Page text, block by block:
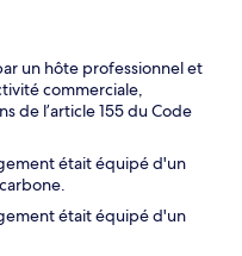
un hôte professionnel et
commerciale,
de l’article 155 du Code
était équipé d'un
était équipé d'un